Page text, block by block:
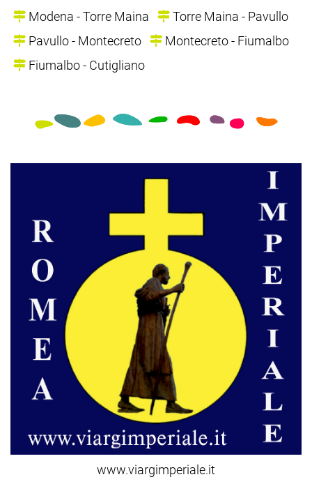
Modena - Torre Maina
Torre Maina - Pavullo
Pavullo - Montecreto
Montecreto - Fiumalbo
Fiumalbo - Cutigliano
www.viargimperiale.it